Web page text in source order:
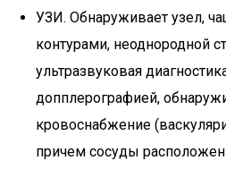
УЗИ. Обнаруживает узел,
контурами, неоднородной
ультразвуковая
допплерографией,
кровоснабжение
причем сосуды